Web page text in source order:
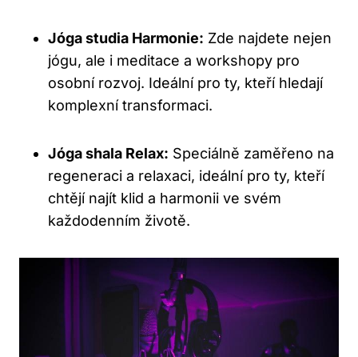
Jóga studia Harmonie: Zde najdete nejen
jógu, ale i meditace a workshopy pro
osobní rozvoj. Ideální pro ty, kteří hledají
komplexní transformaci.
Jóga shala Relax: Speciálně zaměřeno na
regeneraci a relaxaci, ideální pro ty, kteří
chtějí najít klid a harmonii ve svém
každodenním životě.